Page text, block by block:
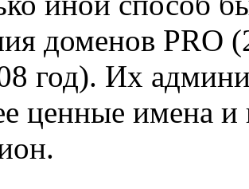
доменов PRO
год). Их
ценные имена